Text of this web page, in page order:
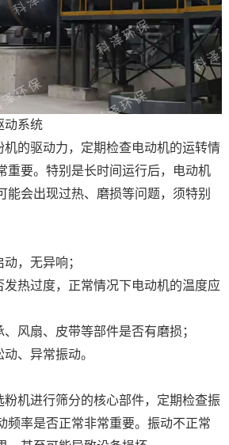
动系统
机的驱动力，定期检查电动机的运转情
重要。特别是长时间运行后，电动机
能会出现过热、磨损等问题，须特别
，无异响；
发热过度，正常情况下电动机的温度应
风扇、皮带等部件是否有磨损；
、异常振动。
粉机进行筛分的核心部件，定期检查振
频率是否正常非常重要。振动不正常